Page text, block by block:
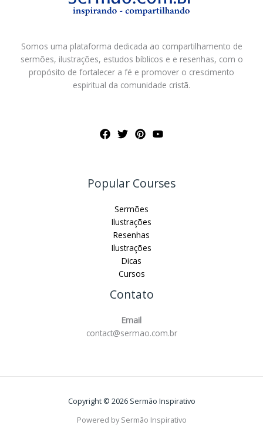
Somos uma plataforma dedicada ao compartilhamento de
sermões, ilustrações, estudos bíblicos e e resenhas, com o
propósito de fortalecer a fé e promover o crescimento
espiritual da comunidade cristã.
Popular Courses
Sermões
Ilustrações
Resenhas
Ilustrações
Dicas
Cursos
Contato
Email
contact@sermao.com.br
Copyright © 2026 Sermão Inspirativo
Powered by Sermão Inspirativo